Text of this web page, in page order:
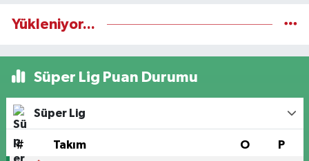
Yükleniyor...
Süper Lig Puan Durumu
Süper Lig
# Takım O P